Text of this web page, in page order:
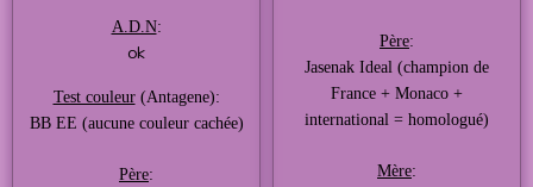
A.D.N:
ok
Test couleur(Antagene):
BB EE (aucune couleur cachée)
Père:
Père:
Jasenak Ideal (champion de
France + Monaco +
international = homologué)
Mère: